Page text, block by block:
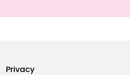
Footermenu
Privacy